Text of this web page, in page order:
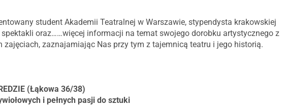
student Akademii Teatralnej w Warszawie, stypendysta krakowskiej
spektakli oraz……więcej informacji na temat swojego dorobku artystycznego z
zaznajamiając Nas przy tym z tajemnicą teatru i jego historią.
(Łąkowa 36/38)
i pełnych pasji do sztuki